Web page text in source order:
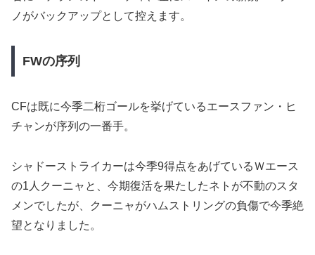
ノがバックアップとして控えます。
FWの序列
CFは既に今季二桁ゴールを挙げているエースファン・ヒ
チャンが序列の一番手。
シャドーストライカーは今季9得点をあげているＷエース
の1人クーニャと、今期復活を果たしたネトが不動のスタ
メンでしたが、クーニャがハムストリングの負傷で今季絶
望となりました。